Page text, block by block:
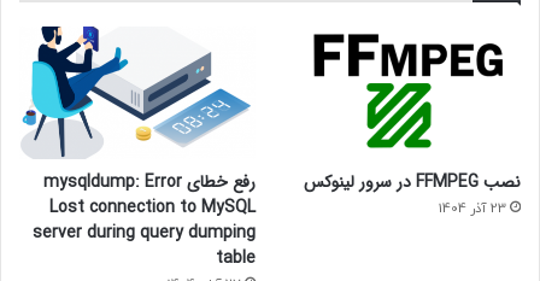
نصب FFMPEG در سرور لینوکس
23 آذر 1404
رفع خطای mysqldump: Error
Lost connection to MySQL
server during query dumping
table